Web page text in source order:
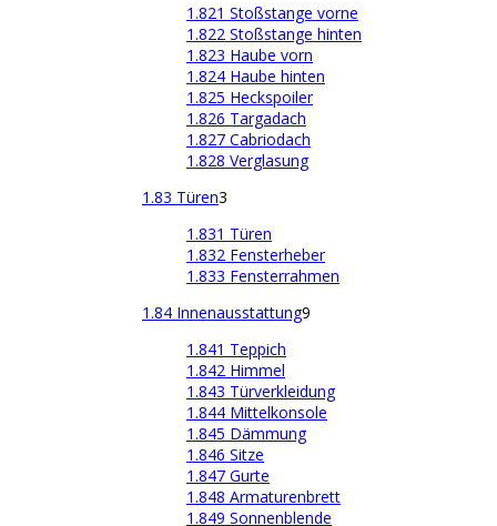
1.821 Stoßstange vorne
1.822 Stoßstange hinten
1.823 Haube vorn
1.824 Haube hinten
1.825 Heckspoiler
1.826 Targadach
1.827 Cabriodach
1.828 Verglasung
1.83 Türen3
1.831 Türen
1.832 Fensterheber
1.833 Fensterrahmen
1.84 Innenausstattung9
1.841 Teppich
1.842 Himmel
1.843 Türverkleidung
1.844 Mittelkonsole
1.845 Dämmung
1.846 Sitze
1.847 Gurte
1.848 Armaturenbrett
1.849 Sonnenblende